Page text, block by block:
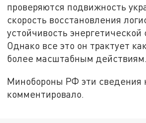
проверяются подвижность
скорость восстановления
устойчивость
Однако все это он трактует
более масштабным действиям.
Минобороны РФ эти сведения
комментировало.